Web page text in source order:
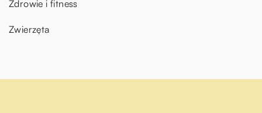
Zdrowie i fitness
Zwierzęta